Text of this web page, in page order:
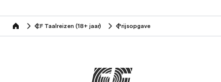
Home EF Taalreizen (18+ jaar) Prijsopgave